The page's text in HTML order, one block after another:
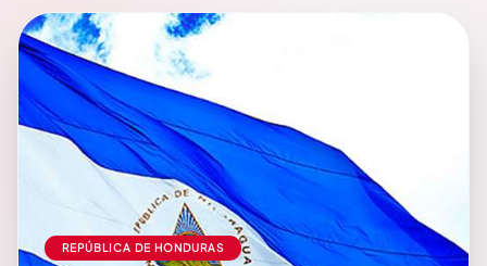
REPÚBLICA DE HONDURAS